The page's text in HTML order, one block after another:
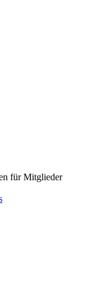
für Mitglieder